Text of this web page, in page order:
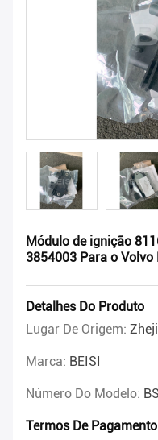
Módulo de ignição
3854003 Para o
Detalhes Do Produto
Lugar De Origem:
Marca: BEISI
Número Do Modelo:
Termos De